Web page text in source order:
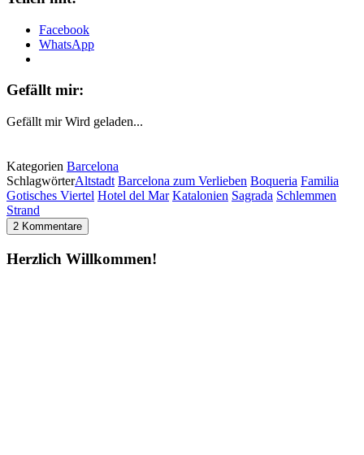
Facebook
WhatsApp
Gefällt mir:
Gefällt mir Wird geladen...
Kategorien Barcelona
SchlagwörterAltstadt Barcelona zum Verlieben Boqueria Familia
Gotisches Viertel Hotel del Mar Katalonien Sagrada Schlemmen
Strand
2 Kommentare
Herzlich Willkommen!